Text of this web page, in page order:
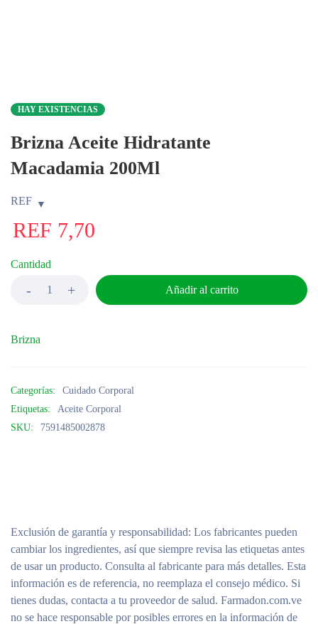
HAY EXISTENCIAS
Brizna Aceite Hidratante
Macadamia 200Ml
REF
REF 7,70
Cantidad
Añadir al carrito
Brizna
Categorías:
Cuidado Corporal
Etiquetas:
Aceite Corporal
SKU:
7591485002878
Exclusión de garantía y responsabilidad: Los fabricantes pueden
cambiar los ingredientes, así que siempre revisa las etiquetas antes
de usar un producto. Consulta al fabricante para más detalles. Esta
información es de referencia, no reemplaza el consejo médico. Si
tienes dudas, contacta a tu proveedor de salud. Farmadon.com.ve
no se hace responsable por posibles errores en la información de